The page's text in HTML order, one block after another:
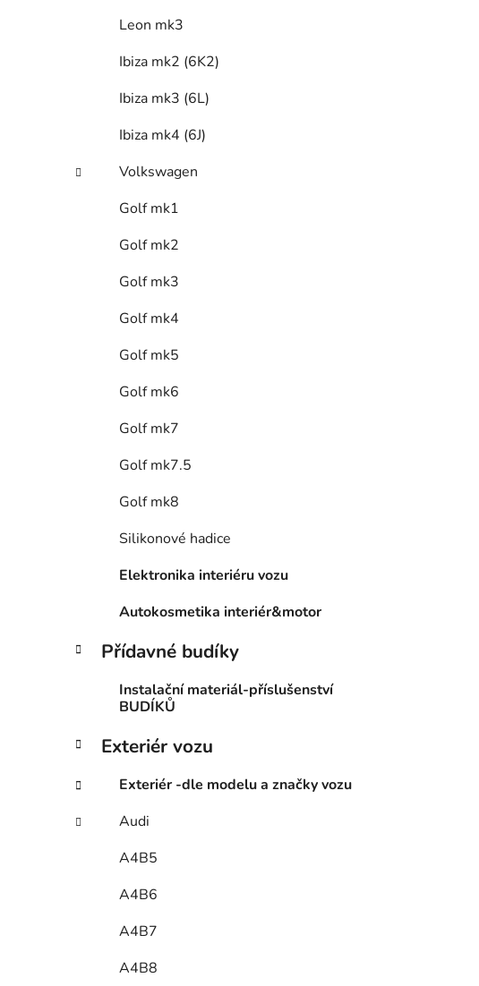
Leon mk3
Ibiza mk2 (6K2)
Ibiza mk3 (6L)
Ibiza mk4 (6J)
Volkswagen
Golf mk1
Golf mk2
Golf mk3
Golf mk4
Golf mk5
Golf mk6
Golf mk7
Golf mk7.5
Golf mk8
Silikonové hadice
Elektronika interiéru vozu
Autokosmetika interiér&motor
Přídavné budíky
Instalační materiál-příslušenství
BUDÍKŮ
Exteriér vozu
Exteriér -dle modelu a značky vozu
Audi
A4B5
A4B6
A4B7
A4B8